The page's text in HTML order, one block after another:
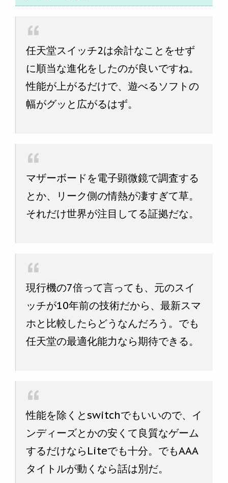
任天堂スイッチ2は余計なことをせず
に順当な進化をしたのが良いですね。
性能が上がるだけで、遊べるソフトの
幅がグッと広がるはず。
マザーボードを電子顕微鏡で調査する
とか、リーク側の情熱が凄すぎて草。
それだけ世界が注目してる証拠だな。
現行機の7倍って言っても、元のスイ
ッチが10年前の技術だから、最新スマ
ホと比較したらどうなんだろう。でも
任天堂の最適化能力なら期待できる。
性能を除くとswitchでもいいので、イ
ンディーズとかの安くて良質なゲーム
するだけならLiteでも十分。でもAAA
タイトルが動くなら話は別だ。